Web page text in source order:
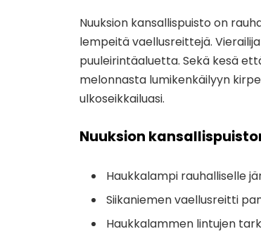
Nuuksion kansallispuisto on
lempeitä vaellusreittejä.
puuleirintäaluetta. Sekä kesä
melonnasta lumikenkäilyyn
ulkoseikkailuasi.
Nuuksion
Haukkalampi rauhalliselle
Siikaniemen vaellusreitti
Haukkalammen lintujen